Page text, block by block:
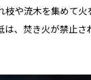
枝や流木を集めて
は、焚き火が禁止